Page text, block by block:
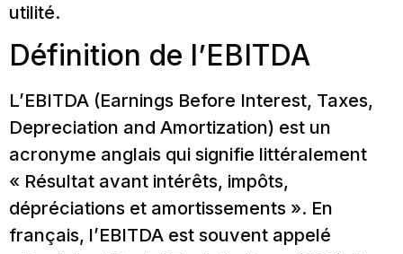
utilité.
Définition de l’EBITDA
L’EBITDA (Earnings Before Interest, Taxes,
Depreciation and Amortization) est un
acronyme anglais qui signifie littéralement
« Résultat avant intérêts, impôts,
dépréciations et amortissements ». En
français, l’EBITDA est souvent appelé